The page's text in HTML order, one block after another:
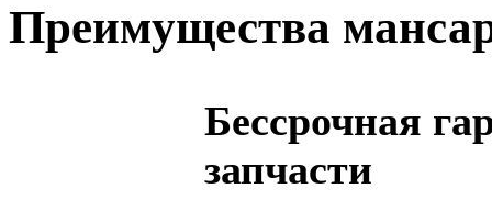
Преимущества
Бессрочная
запчасти